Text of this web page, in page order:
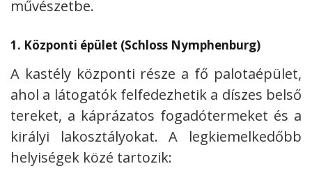
művészetbe.
1. Központi épület (Schloss Nymphenburg)
A kastély központi része a fő palotaépület,
ahol a látogatók felfedezhetik a díszes belső
tereket, a káprázatos fogadótermeket és a
királyi lakosztályokat. A legkiemelkedőbb
helyiségek közé tartozik: